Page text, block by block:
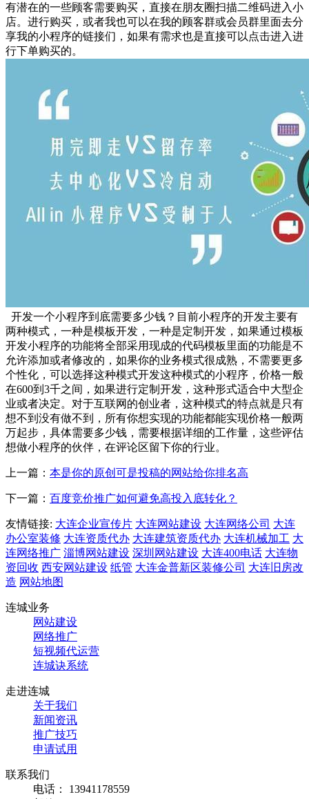
有潜在的一些顾客需要购买，直接在朋友圈扫描二维码进入小
店。进行购买，或者我也可以在我的顾客群或会员群里面去分
享我的小程序的链接们，如果有需求也是直接可以点击进入进
行下单购买的。
开发一个小程序到底需要多少钱？目前小程序的开发主要有
两种模式，一种是模板开发，一种是定制开发，如果通过模板
开发小程序的功能将全部采用现成的代码模板里面的功能是不
允许添加或者修改的，如果你的业务模式很成熟，不需要更多
个性化，可以选择这种模式开发这种模式的小程序，价格一般
在600到3千之间，如果进行定制开发，这种形式适合中大型企
业或者决定。对于互联网的创业者，这种模式的特点就是只有
想不到没有做不到，所有你想实现的功能都能实现价格一般两
万起步，具体需要多少钱，需要根据详细的工作量，这些评估
想做小程序的伙伴，在评论区留下你的行业。
上一篇： 本是你的原创可是投稿的网站给你排名高
下一篇： 百度竞价推广如何避免高投入底转化？
友情链接: 大连企业宣传片 大连网站建设 大连网络公司 大连
办公室装修 大连资质代办 大连建筑资质代办 大连机械加工 大
连网络推广 淄博网站建设 深圳网站建设 大连400电话 大连物
资回收 西安网站建设 纸管 大连金普新区装修公司 大连旧房改
造 网站地图
连城业务
网站建设
网络推广
短视频代运营
连城诀系统
走进连城
关于我们
新闻资讯
推广技巧
申请试用
联系我们
电话： 13941178559